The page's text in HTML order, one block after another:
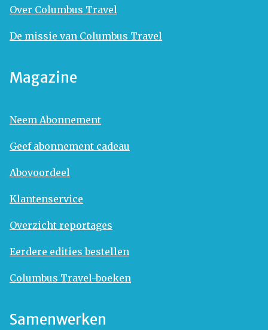
Over Columbus Travel
De missie van Columbus Travel
Magazine
Neem Abonnement
Geef abonnement cadeau
Abovoordeel
Klantenservice
Overzicht reportages
Eerdere edities bestellen
Columbus Travel-boeken
Samenwerken